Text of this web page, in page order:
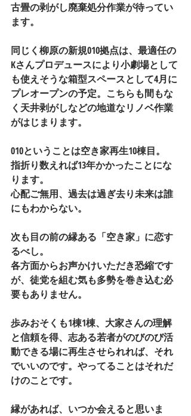
古畳の剥がし廃棄処分作業が待ってい
ます。
同じく柳原の新規010拠点は、最適任の
Kさんプロデュースにより小劇場として
も使えそうな箱型スペースとして4月に
プレオープンの予定。こちらも間もな
く天井剥がしなどの地道なリノベ作業
がはじまります。
010ということは空き家再生10棟目。
指折り数えれば13年かかったことにな
ります。
心配ご無用、過去は過ぎ去り未来は誰
にもわからない。
次も目の前の縁ある「空き家」に恋す
るべし。
各方面からお声かけいただき恐縮です
が、徒党を組む気も多勢を巻き込む必
要もありません。
歩みおそくも1棟1棟、大家さんの理解
と信頼を得、志ある若者がのびのび活
動できる場に再生させられれば、それ
でいいのです。やってることはそれだ
けのことです。
縁があれば、いつか会えると思いま